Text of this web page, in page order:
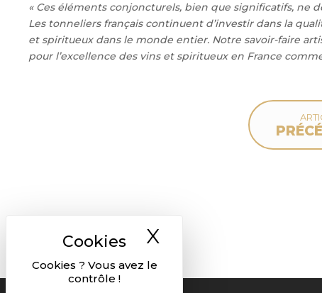
Cookies ? Vous avez le
contrôle !
X
« Ces éléments conjoncturels, bien que significatifs, ne
Les tonneliers français continuent d’investir dans la
et spiritueux dans le monde entier. Notre savoir-faire
pour l’excellence des vins et spiritueux en France